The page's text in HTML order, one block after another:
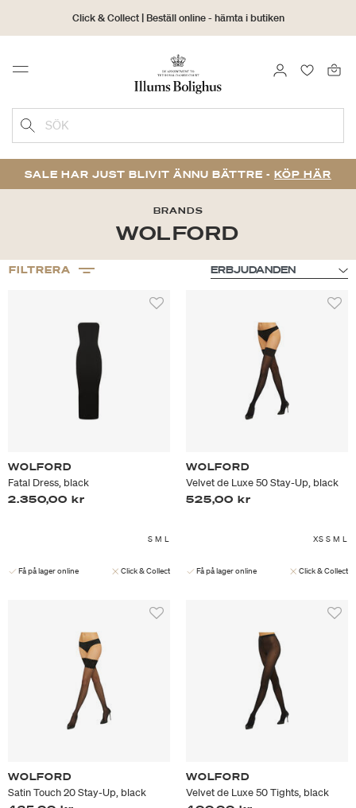
Click & Collect | Beställ online - hämta i butiken
30 dagars returrätt
Menu LOGGA IN
SÖK
SALE HAR JUST BLIVIT ÄNNU BÄTTRE - KÖP HÄR
BRANDS
WOLFORD
FILTRERA
WOLFORD
Fatal Dress, black
2.350,00 kr
S M L
Få på lager online Click & Collect
WOLFORD
Velvet de Luxe 50 Stay-Up, black
525,00 kr
XS S M L
Få på lager online Click & Collect
WOLFORD
Satin Touch 20 Stay-Up, black
WOLFORD
Velvet de Luxe 50 Tights, black